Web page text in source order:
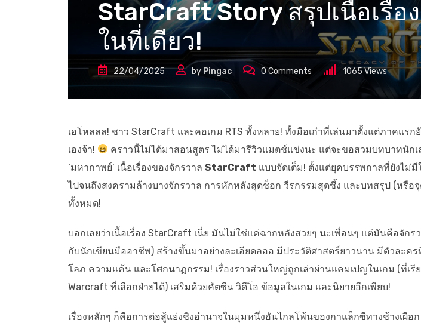
StarCraft Story สรุปเนื้อเรื่อ
ในที่เดียว!
22/04/2025 by Pingac 0Comments 1065Views
เฮโหลลล! ชาว StarCraft และคอเกม RTS ทั้งหลาย! ทั้งมือเก๋าที่เล่นมาตั้งแต่ภาคแรก
เองจ้า!
คราวนี้ไม่ได้มาสอนสูตร ไม่ได้มารีวิวแมตช์แข่งนะ แต่จะขอสวมบทบาทนักเ
‘มหากาพย์’ เนื้อเรื่องของจักรวาล StarCraft แบบจัดเต็ม! ตั้งแต่ยุคบรรพกาลที่ยังไม่มี
ไปจนถึงสงครามล้างบางจักรวาล การหักหลังสุดช็อก วีรกรรมสุดซึ้ง และบทสรุป (หรือจุ
ทั้งหมด!
บอกเลยว่าเนื้อเรื่อง StarCraft เนี่ย มันไม่ใช่แค่ฉากหลังสวยๆ นะเพื่อนๆ แต่มันคือจักร
กับนักเขียนมืออาชีพ) สร้างขึ้นมาอย่างละเอียดลออ มีประวัติศาสตร์ยาวนาน มีตัวละ
โลภ ความแค้น และโศกนาฏกรรม! เรื่องราวส่วนใหญ่ถูกเล่าผ่านแคมเปญในเกม (ที่เรี
Warcraft ที่เลือกฝ่ายได้) เสริมด้วยคัตซีน วิดีโอ ข้อมูลในเกม และนิยายอีกเพียบ!
เรื่องหลักๆ ก็คือการต่อสู้แย่งชิงอำนาจในมุมหนึ่งอันไกลโพ้นของกาแล็กซีทางช้างเผือก